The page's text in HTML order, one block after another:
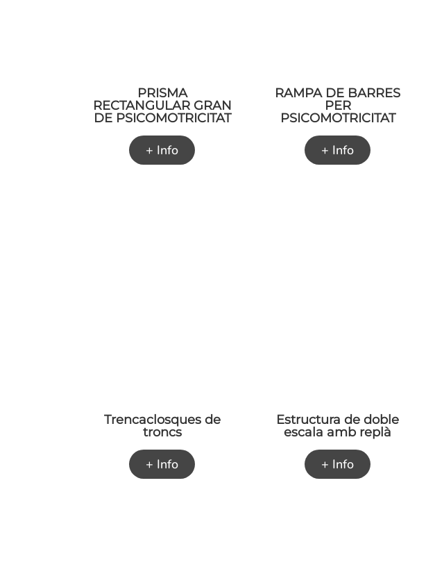
PRISMA
RECTANGULAR GRAN
DE PSICOMOTRICITAT
+ Info
RAMPA DE BARRES
PER
PSICOMOTRICITAT
+ Info
Trencaclosques de
troncs
+ Info
Estructura de doble
escala amb replà
+ Info